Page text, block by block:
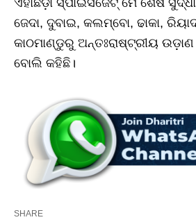
ଏହାଛଡ଼ା ସ୍ପାଇସଜେଟ୍‌ ମେ ଶେଷ
ଜେଦା, ଦୁବାଇ, କଲମ୍ବୋ, ଢାକା,
କାଠମାଣ୍ଡୁରୁ ଅନ୍ତଃରାଷ୍ଟ୍ରୀୟ
ବୋଲି କହିଛି।
SHARE